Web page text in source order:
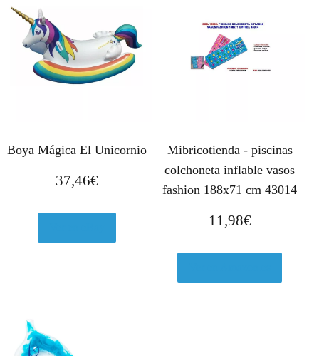
Boya Mágica El Unicornio
37,46€
Mibricotienda - piscinas
colchoneta inflable vasos
fashion 188x71 cm 43014
11,98€